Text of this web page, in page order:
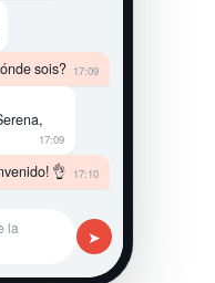
sois? 17:09
17:09
👌 17:10
la
➤